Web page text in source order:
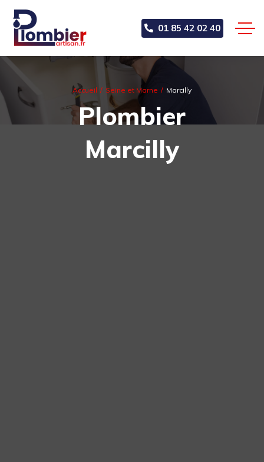
01 85 42 02 40
Accueil Seine et Marne Marcilly
Plombier
Marcilly